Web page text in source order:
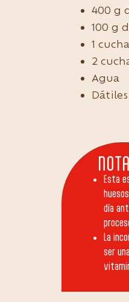
400 g
100 g
1
2
Agua
Esta
día
La
ser